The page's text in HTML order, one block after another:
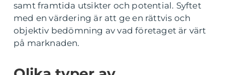
samt framtida utsikter och potential. Syftet
med en värdering är att ge en rättvis och
objektiv bedömning av vad företaget är värt
på marknaden.